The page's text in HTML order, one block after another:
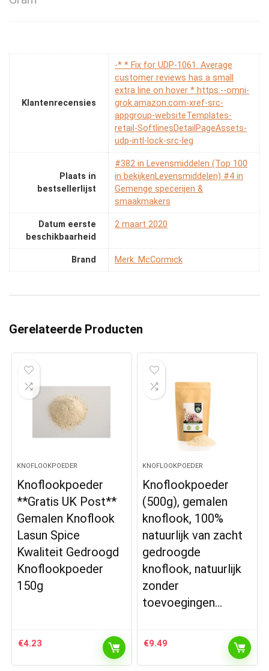
Klantenrecensies
-* * Fix for UDP-1061. Average
customer reviews has a small
extra line on hover * https:--omni-
grok.amazon.com-xref-src-
appgroup-websiteTemplates-
retail-SoftlinesDetailPageAssets-
udp-intl-lock-src-leg
Plaats in
bestsellerlijst
#382 in Levensmiddelen (Top 100
in bekijkenLevensmiddelen) #4 in
Gemenge specerijen &
smaakmakers
Datum eerste
beschikbaarheid
2 maart 2020
Brand Merk: McCormick
Gerelateerde Producten
KNOFLOOKPOEDER
Knoflookpoeder
**Gratis UK Post**
Gemalen Knoflook
Lasun Spice
Kwaliteit Gedroogd
Knoflookpoeder
150g
€4.23
KNOFLOOKPOEDER
Knoflookpoeder
(500g), gemalen
knoflook, 100%
natuurlijk van zacht
gedroogde
knoflook, natuurlijk
zonder
toevoegingen…
€9.49